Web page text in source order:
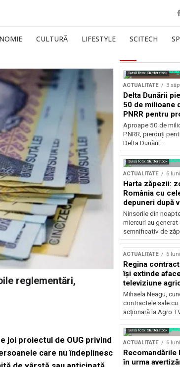
CULTURĂ LIFESTYLE SCITECH
reglementări,
joi proiectul de OUG privind
care nu îndeplinesc
Sursă foto: Shutterstock
ACTUALITATE 3
Delta Dunării
50 de milioane
PNRR pentru
esențiale
Aproape 50 de
PNRR, pierduți
Delta Dunării...
Sursă foto: Shutterstock
ACTUALITATE 6
Harta zăpezii:
România cu
depuneri după
Ninsorile din
miercuri au generat
semnificativ de
ACTUALITATE 6
Regina
își extinde
televiziune
Mihaela Neagu,
contractele sale cu
acționară la Agro
Sursă foto: Shutterstock
ACTUALITATE 6
Recomandările
în urma